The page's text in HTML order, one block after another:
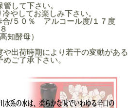
して下さい。
やしてお楽しみ下さい。
/５０％ アルコール度/１７度
知酵母）
出荷時期により若干の変動がある
ご了承下さい。